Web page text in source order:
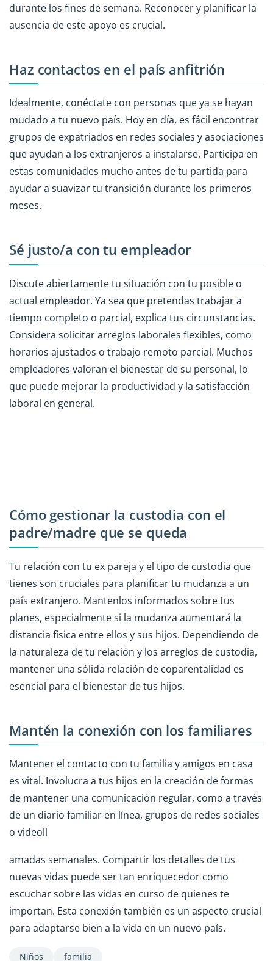
durante los fines de semana. Reconocer y planificar la
ausencia de este apoyo es crucial.
Haz contactos en el país anfitrión
Idealmente, conéctate con personas que ya se hayan
mudado a tu nuevo país. Hoy en día, es fácil encontrar
grupos de expatriados en redes sociales y asociaciones
que ayudan a los extranjeros a instalarse. Participa en
estas comunidades mucho antes de tu partida para
ayudar a suavizar tu transición durante los primeros
meses.
Sé justo/a con tu empleador
Discute abiertamente tu situación con tu posible o
actual empleador. Ya sea que pretendas trabajar a
tiempo completo o parcial, explica tus circunstancias.
Considera solicitar arreglos laborales flexibles, como
horarios ajustados o trabajo remoto parcial. Muchos
empleadores valoran el bienestar de su personal, lo
que puede mejorar la productividad y la satisfacción
laboral en general.
Cómo gestionar la custodia con el
padre/madre que se queda
Tu relación con tu ex pareja y el tipo de custodia que
tienes son cruciales para planificar tu mudanza a un
país extranjero. Mantenlos informados sobre tus
planes, especialmente si la mudanza aumentará la
distancia física entre ellos y sus hijos. Dependiendo de
la naturaleza de tu relación y los arreglos de custodia,
mantener una sólida relación de coparentalidad es
esencial para el bienestar de tus hijos.
Mantén la conexión con los familiares
Mantener el contacto con tu familia y amigos en casa
es vital. Involucra a tus hijos en la creación de formas
de mantener una comunicación regular, como a través
de un diario familiar en línea, grupos de redes sociales
o videoll
amadas semanales. Compartir los detalles de tus
nuevas vidas puede ser tan enriquecedor como
escuchar sobre las vidas en curso de quienes te
importan. Esta conexión también es un aspecto crucial
para adaptarse bien a la vida en un nuevo país.
Niños familia